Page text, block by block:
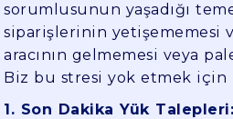
sorumlusunun yaşadığı
siparişlerinin yetişememesi
aracının gelmemesi veya
Biz bu stresi yok etmek için
1. Son Dakika Yük Talepleri: